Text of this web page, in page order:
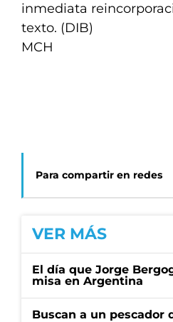
inmediata
texto. (DIB)
MCH
Para compartir en redes
VER MÁS
El día que Jorge
misa en Argentina
Buscan a un pescador